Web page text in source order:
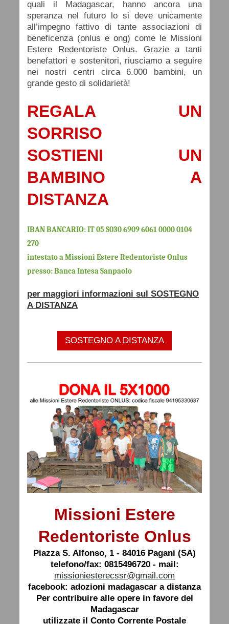
quali il Madagascar, hanno ancora una
speranza nel futuro lo si deve unicamente
all’impegno fattivo di tante associazioni di
beneficenza (onlus e ong) come le Missioni
Estere Redentoriste Onlus. Grazie a tanti
benefattori e sostenitori, riusciamo a seguire
nei nostri centri circa 6.000 bambini, un
grande gesto di solidarietà!
REGALA UN
SORRISO
SOSTIENI UN
BAMBINO A
DISTANZA
IBAN BANCARIO: IT 05 S030 6909 6061 0000 0104
270
intestato a Missioni Estere Redentoriste Onlus
presso: Banca Intesa Sanpaolo
per maggiori informazioni sul SOSTEGNO
A DISTANZA
SOSTEGNO A DISTANZA
Missioni Estere
Redentoriste Onlus
Piazza S. Alfonso, 1 - 84016 Pagani (SA)
telefono/fax: 0815496720 - mail:
missioniesterecssr@gmail.com
facebook: adozioni madagascar a distanza
Per contribuire alle opere in favore del
Madagascar
utilizzate il Conto Corrente Postale